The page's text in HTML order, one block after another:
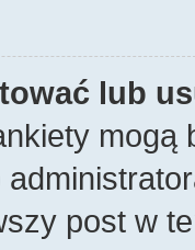
lub
post w